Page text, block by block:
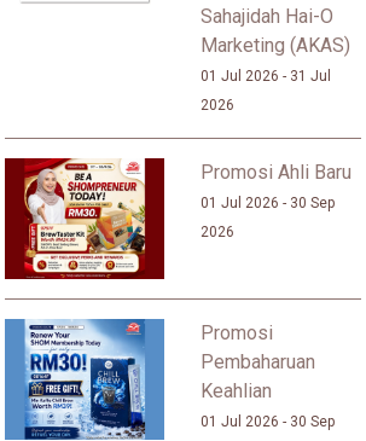
Sahajidah Hai-O
Marketing (AKAS)
01 Jul 2026 - 31 Jul
2026
Promosi Ahli Baru
01 Jul 2026 - 30 Sep
2026
Promosi
Pembaharuan
Keahlian
01 Jul 2026 - 30 Sep